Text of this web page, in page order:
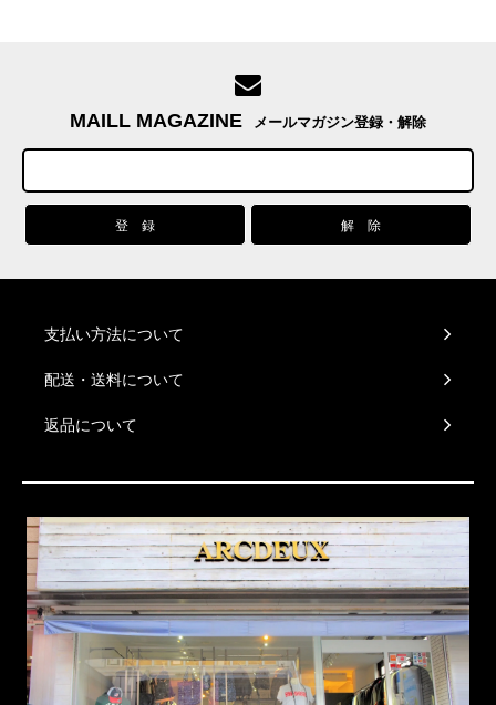
MAILL MAGAZINE メールマガジン登録・解除
支払い方法について
配送・送料について
返品について